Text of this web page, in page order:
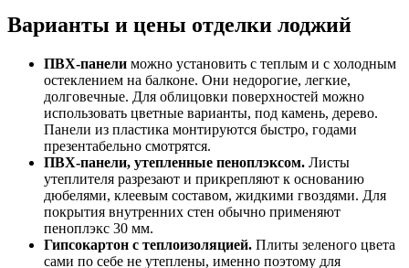
Варианты и цены отделки лоджий
ПВХ-панели можно установить с теплым и с холодным
остеклением на балконе. Они недорогие, легкие,
долговечные. Для облицовки поверхностей можно
использовать цветные варианты, под камень, дерево.
Панели из пластика монтируются быстро, годами
презентабельно смотрятся.
ПВХ-панели, утепленные пеноплэксом. Листы
утеплителя разрезают и прикрепляют к основанию
дюбелями, клеевым составом, жидкими гвоздями. Для
покрытия внутренних стен обычно применяют
пеноплэкс 30 мм.
Гипсокартон с теплоизоляцией. Плиты зеленого цвета
сами по себе не утеплены, именно поэтому для